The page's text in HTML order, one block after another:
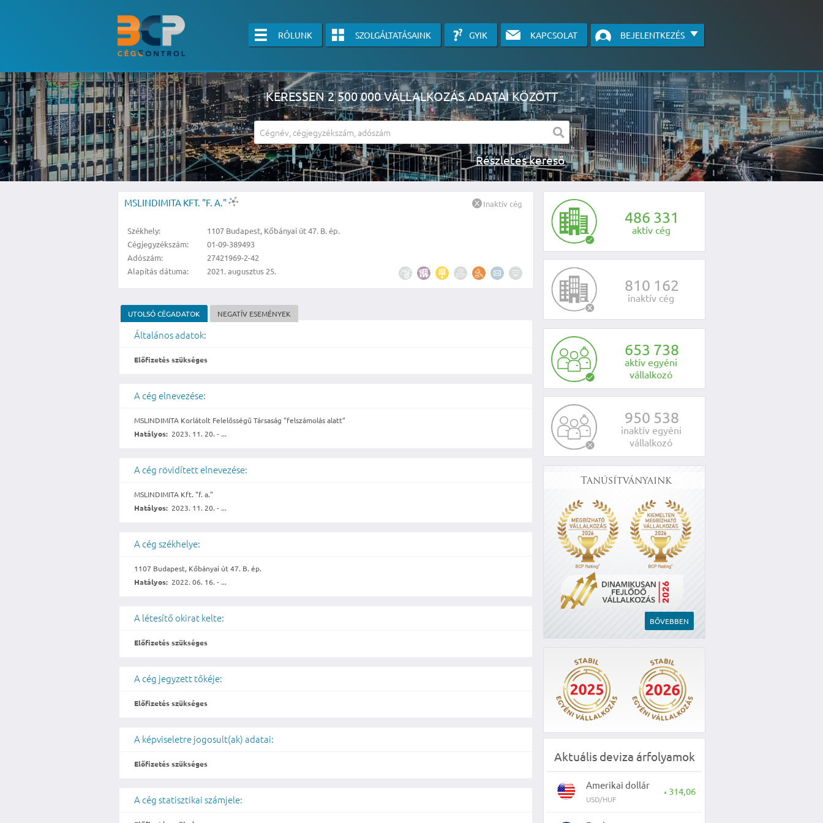
RÓLUNK SZOLGÁLTATÁSAINK GYIK KAPCSOLAT BEJELENTKEZÉS
KERESSEN 2 500 000 VÁLLALKOZÁS ADATAI KÖZÖTT
Részletes kereső
A részletes kereső csak belépett felhasználók számára érhető el, használatához kérjük jelentkezzen be, vagy vegye fel velünk a kapcsolatot az alábbi
KÉRJEN INGYENES ÁRAJÁNLATOT IDE KATTINTVA!
486 331
aktív cég
810 162
inaktív cég
653 738
aktív egyéni
vállalkozó
950 538
inaktív egyéni
vállalkozó
Tanúsítványaink
BŐVEBBEN
Aktuális deviza árfolyamok
Amerikai dollár
USD/HUF
▲ 314,06
MSLINDIMITA KFT. "F. A."
Székhely:
1107 Budapest, Kőbányai út 47. B. ép.
Cégjegyzékszám:
01-09-389493
Adószám:
27421969-2-42
Alapítás dátuma:
2021. augusztus 25.
Inaktív cég
UTOLSÓ CÉGADATOK NEGATÍV ESEMÉNYEK
Általános adatok:
Előfizetés szükséges
A cég elnevezése:
MSLINDIMITA Korlátolt Felelősségű Társaság "felszámolás alatt"
Hatályos: 2023. 11. 20. - ...
A cég rövidített elnevezése:
MSLINDIMITA Kft. "f. a."
Hatályos: 2023. 11. 20. - ...
A cég székhelye:
1107 Budapest, Kőbányai út 47. B. ép.
Hatályos: 2022. 06. 16. - ...
A létesítő okirat kelte:
Előfizetés szükséges
A cég jegyzett tőkéje:
Előfizetés szükséges
A képviseletre jogosult(ak) adatai:
Előfizetés szükséges
A cég statisztikai számjele: